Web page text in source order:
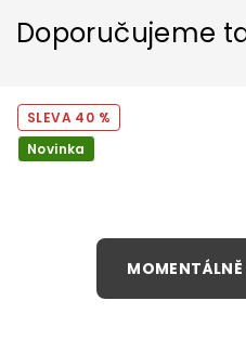
Doporučujeme
40 %
Novinka